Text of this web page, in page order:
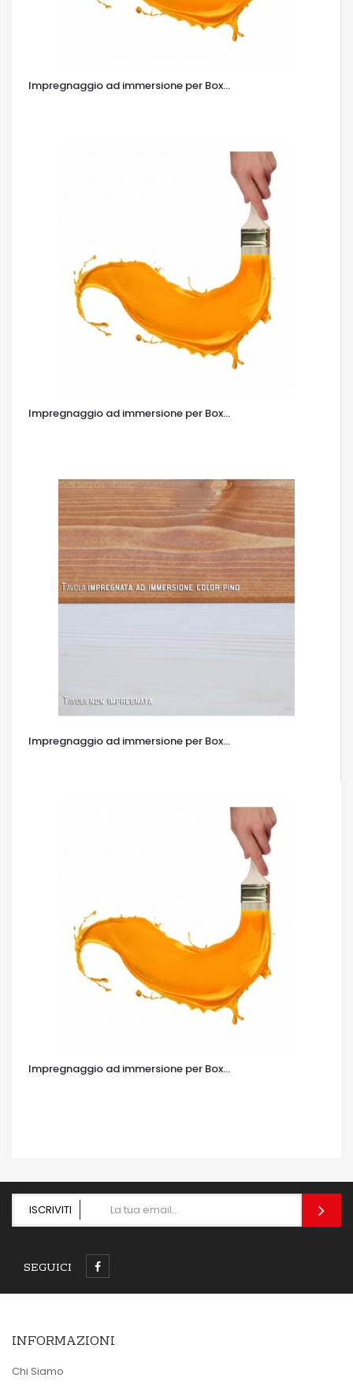
Impregnaggio ad immersione per Box...
Impregnaggio ad immersione per Box...
Impregnaggio ad immersione per Box...
Impregnaggio ad immersione per Box...
ISCRIVITI
SEGUICI
INFORMAZIONI
Chi Siamo